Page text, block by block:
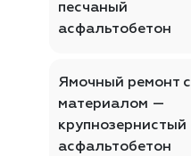
песчаный
асфальтобетон
Ямочный ремонт с
материалом —
крупнозернистый
асфальтобетон